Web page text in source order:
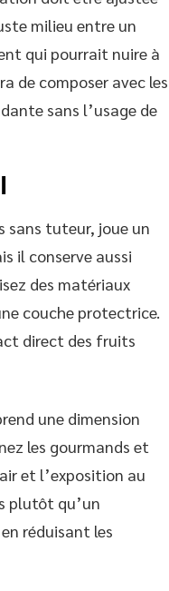
milieu entre un
qui pourrait nuire à
de composer avec les
sans l’usage de
sans tuteur, joue un
il conserve aussi
des matériaux
couche protectrice.
direct des fruits
une dimension
les gourmands et
et l’exposition au
plutôt qu’un
réduisant les